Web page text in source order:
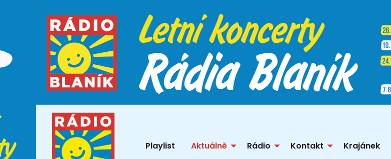
Playlist Aktuálně Rádio Kontakt Krajánek